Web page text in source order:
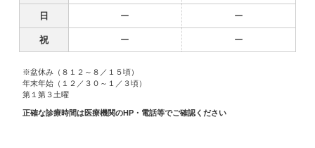
日 ー ー
祝 ー ー
※盆休み（８１２～８／１５頃）
年末年始（１２／３０～１／３頃）
第１第３土曜
正確な診療時間は医療機関のHP・電話等でご確認ください